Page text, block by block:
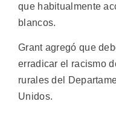
que habitualmente
blancos.
Grant agregó que
erradicar el racismo
rurales del
Unidos.